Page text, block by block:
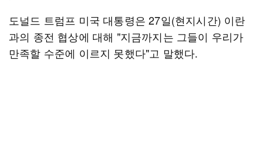
도널드 트럼프 미국 대통령은 27일(현지시간) 이란
과의 종전 협상에 대해 "지금까지는 그들이 우리가
만족할 수준에 이르지 못했다"고 말했다.